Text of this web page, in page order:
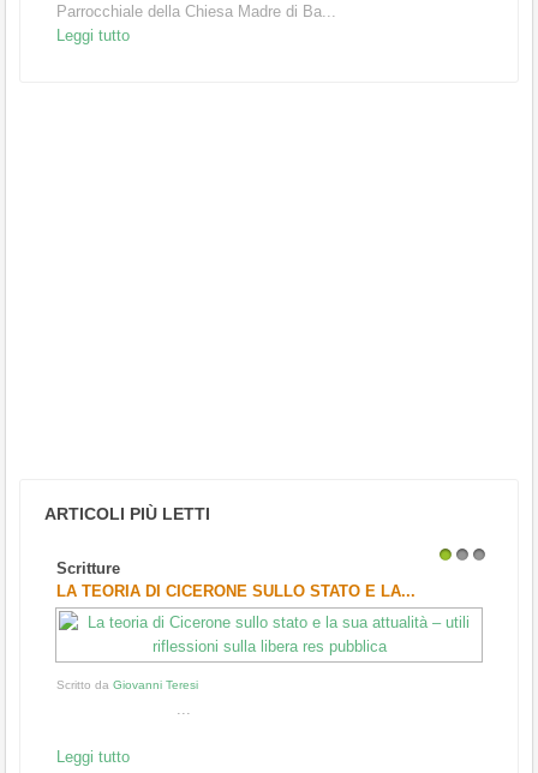
Parrocchiale della Chiesa Madre di Ba...
Leggi tutto
ARTICOLI PIÙ LETTI
Scritture
LA TEORIA DI CICERONE SULLO STATO E LA...
Scritto da Giovanni Teresi
...
Leggi tutto